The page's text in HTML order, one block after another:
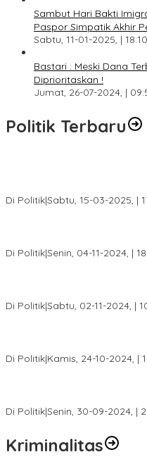
Sambut Hari Bakti
Paspor Simpatik Akhir
Sabtu, 11-01-2025, |
Bastari : Meski Dana
Diprioritaskan !
Jumat, 26-07-2024, |
Politik Terbaru
Di Politik|Sabtu, 15-03-2025, |
Di Politik|Senin, 04-11-2024, |
Di Politik|Sabtu, 02-11-2024, |
Di Politik|Kamis, 24-10-2024, |
Di Politik|Senin, 30-09-2024, |
Kriminalitas